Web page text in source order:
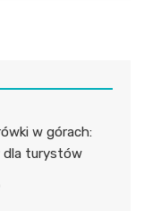
w górach:
dla turystów